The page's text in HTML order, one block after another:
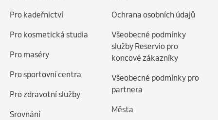
Pro kadeřnictví
Pro kosmetická studia
Pro maséry
Pro sportovní centra
Pro zdravotní služby
Srovnání
Ochrana osobních údajů
Všeobecné podmínky
služby Reservio pro
koncové zákazníky
Všeobecné podmínky pro
partnera
Města